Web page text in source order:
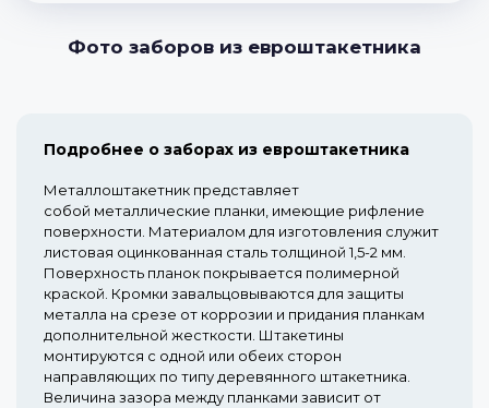
Фото заборов из евроштакетника
Подробнее о заборах из евроштакетника
Металлоштакетник представляет
собой металлические планки, имеющие рифление
поверхности. Материалом для изготовления служит
листовая оцинкованная сталь толщиной 1,5-2 мм.
Поверхность планок покрывается полимерной
краской. Кромки завальцовываются для защиты
металла на срезе от коррозии и придания планкам
дополнительной жесткости. Штакетины
монтируются с одной или обеих сторон
направляющих по типу деревянного штакетника.
Величина зазора между планками зависит от